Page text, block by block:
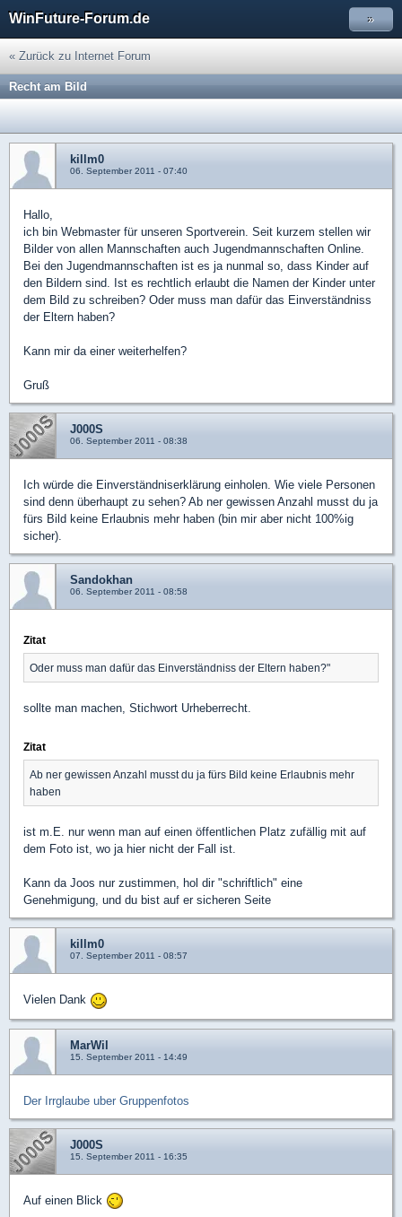
WinFuture-Forum.de »
« Zurück zu Internet Forum
Recht am Bild
killm0
06. September 2011 - 07:40
Hallo,
ich bin Webmaster für unseren Sportverein. Seit kurzem stellen wir
Bilder von allen Mannschaften auch Jugendmannschaften Online.
Bei den Jugendmannschaften ist es ja nunmal so, dass Kinder auf
den Bildern sind. Ist es rechtlich erlaubt die Namen der Kinder unter
dem Bild zu schreiben? Oder muss man dafür das Einverständniss
der Eltern haben?
Kann mir da einer weiterhelfen?
Gruß
J000S
06. September 2011 - 08:38
Ich würde die Einverständniserklärung einholen. Wie viele Personen
sind denn überhaupt zu sehen? Ab ner gewissen Anzahl musst du ja
fürs Bild keine Erlaubnis mehr haben (bin mir aber nicht 100%ig
sicher).
Sandokhan
06. September 2011 - 08:58
Zitat
Oder muss man dafür das Einverständniss der Eltern haben?"
sollte man machen, Stichwort Urheberrecht.
Zitat
Ab ner gewissen Anzahl musst du ja fürs Bild keine Erlaubnis mehr
haben
ist m.E. nur wenn man auf einen öffentlichen Platz zufällig mit auf
dem Foto ist, wo ja hier nicht der Fall ist.
Kann da Joos nur zustimmen, hol dir "schriftlich" eine
Genehmigung, und du bist auf er sicheren Seite
killm0
07. September 2011 - 08:57
Vielen Dank
MarWil
15. September 2011 - 14:49
Der Irrglaube uber Gruppenfotos
J000S
15. September 2011 - 16:35
Auf einen Blick